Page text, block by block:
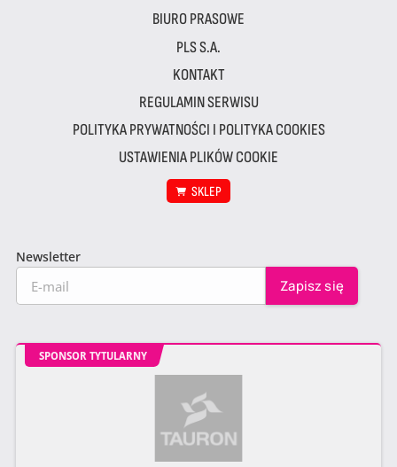
BIURO PRASOWE
PLS S.A.
KONTAKT
REGULAMIN SERWISU
POLITYKA PRYWATNOŚCI I POLITYKA COOKIES
USTAWIENIA PLIKÓW COOKIE
SKLEP
Newsletter
SPONSOR TYTULARNY